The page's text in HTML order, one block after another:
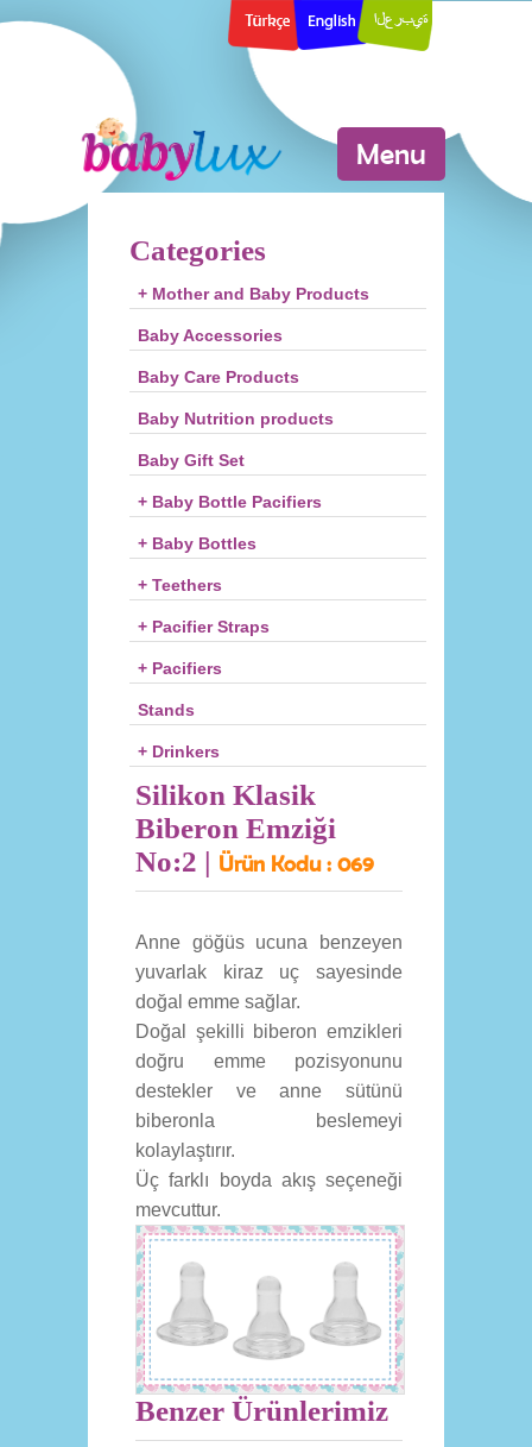
Menu
Categories
+ Mother and Baby Products
Baby Accessories
Baby Care Products
Baby Nutrition products
Baby Gift Set
+ Baby Bottle Pacifiers
+ Baby Bottles
+ Teethers
+ Pacifier Straps
+ Pacifiers
Stands
+ Drinkers
Silikon Klasik
Biberon Emziği
No:2 | Ürün Kodu : 069
Anne göğüs ucuna benzeyen
yuvarlak kiraz uç sayesinde
doğal emme sağlar.
Doğal şekilli biberon emzikleri
doğru emme pozisyonunu
destekler ve anne sütünü
biberonla beslemeyi
kolaylaştırır.
Üç farklı boyda akış seçeneği
mevcuttur.
Benzer Ürünlerimiz